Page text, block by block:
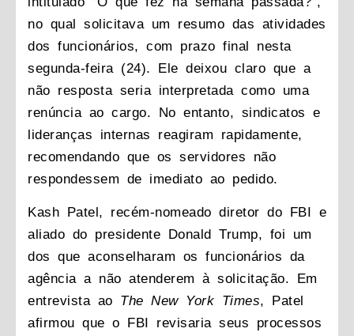
no qual solicitava um resumo das atividades
dos funcionários, com prazo final nesta
segunda-feira (24). Ele deixou claro que a
não resposta seria interpretada como uma
renúncia ao cargo. No entanto, sindicatos e
lideranças internas reagiram rapidamente,
recomendando que os servidores não
respondessem de imediato ao pedido.
Kash Patel, recém-nomeado diretor do FBI e
aliado do presidente Donald Trump, foi um
dos que aconselharam os funcionários da
agência a não atenderem à solicitação. Em
entrevista ao The New York Times, Patel
afirmou que o FBI revisaria seus processos